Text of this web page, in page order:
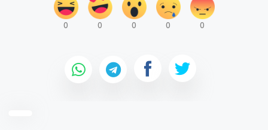
0 0 0 0 0